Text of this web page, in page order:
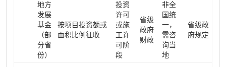
地方
发展
基金
（部
分省
份）
按项目投资额或
面积比例征收
投资
许可
或施
工许
可阶
段
省级
政府
财政
非全
国统
一，
需咨
询当
地
省级政
府规定